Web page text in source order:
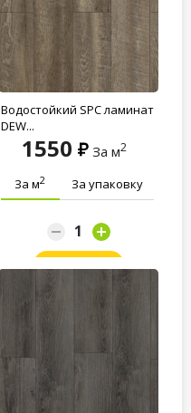
Водостойкий SPC ламинат
DEW...
1550 За м2
За м2 За упаковку